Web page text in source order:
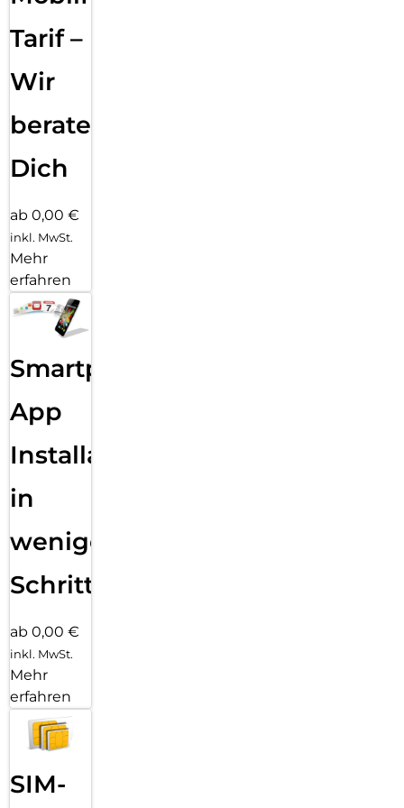
voll zur Geltung, während die Bildwiederholrate von 120 Hz
flüssige Animationen in Videos oder Spielen ermöglicht.
bislang schnellsten Prozessor in einem Galaxy Tablet. Durch
Snapdragon 898 einfach große Spielwelten in Echtzeit
berechnen und flüssig darstellen. Im Zusammenspiel mit
dem ausdauernden Akku steht langen Online-Matches nichts
Tarif –
Wir
beraten
Dich
ab 0,00 €
inkl. MwSt.
Mehr
erfahren
Smartphone
App
Installation
in
wenigen
Schritten
ab 0,00 €
inkl. MwSt.
Mehr
erfahren
SIM-